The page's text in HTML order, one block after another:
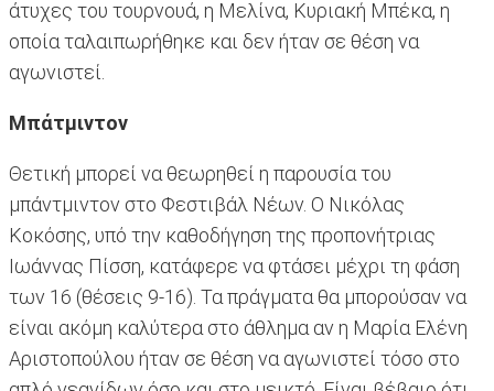
άτυχες του τουρνουά, η Μελίνα, Κυριακή Μπέκα, η
οποία ταλαιπωρήθηκε και δεν ήταν σε θέση να
αγωνιστεί.
Μπάτμιντον
Θετική μπορεί να θεωρηθεί η παρουσία του
μπάντμιντον στο Φεστιβάλ Νέων. Ο Νικόλας
Κοκόσης, υπό την καθοδήγηση της προπονήτριας
Ιωάννας Πίσση, κατάφερε να φτάσει μέχρι τη φάση
των 16 (θέσεις 9-16). Τα πράγματα θα μπορούσαν να
είναι ακόμη καλύτερα στο άθλημα αν η Μαρία Ελένη
Αριστοπούλου ήταν σε θέση να αγωνιστεί τόσο στο